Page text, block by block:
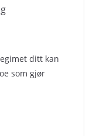
ditt kan
som gjør